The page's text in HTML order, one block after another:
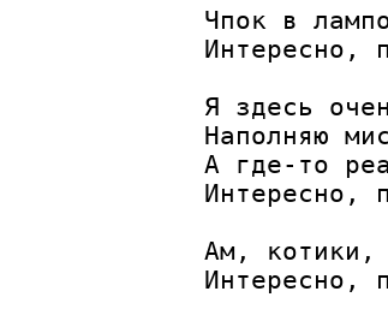
Чпок в
Интересно,
Я здесь
Наполняю
А где-то
Интересно,
Ам, котики,
Интересно,